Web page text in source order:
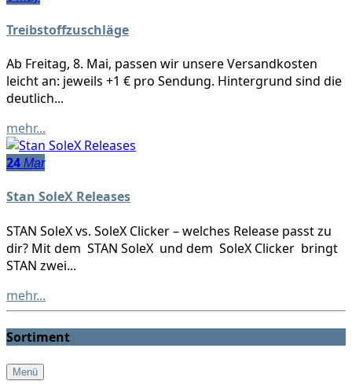
Treibstoffzuschläge
Ab Freitag, 8. Mai, passen wir unsere Versandkosten
leicht an: jeweils +1 € pro Sendung. Hintergrund sind die
deutlich...
mehr...
24 Mar
Stan SoleX Releases
STAN SoleX vs. SoleX Clicker – welches Release passt zu
dir? Mit dem STAN SoleX und dem SoleX Clicker bringt
STAN zwei...
mehr...
Sortiment
Menü